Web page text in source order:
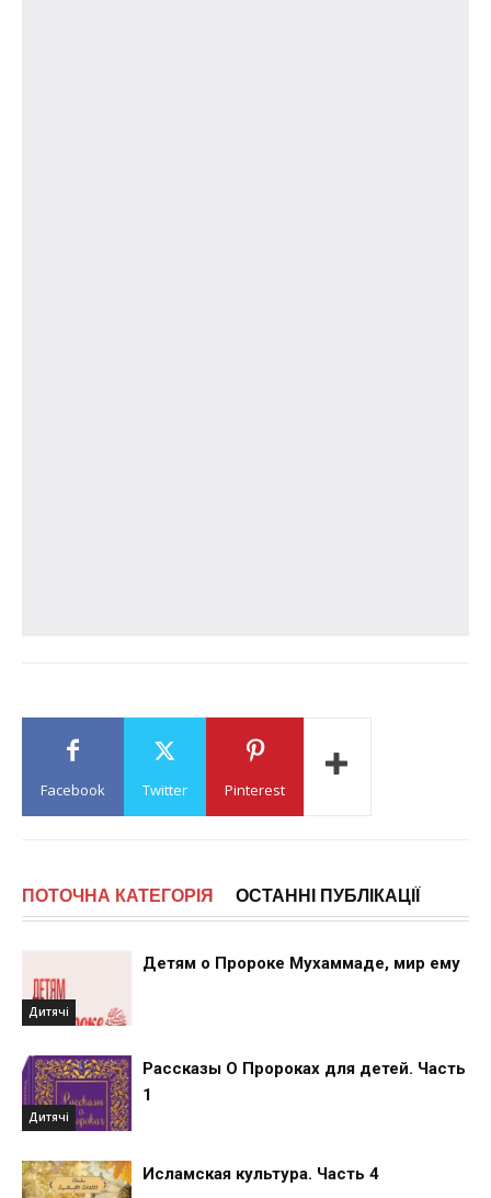
Facebook Twitter Pinterest
ПОТОЧНА КАТЕГОРІЯ ОСТАННІ ПУБЛІКАЦІЇ
Дитячі
Детям о Пророке Мухаммаде, мир ему
Дитячі
Рассказы О Пророках для детей. Часть
1
Исламская культура. Часть 4